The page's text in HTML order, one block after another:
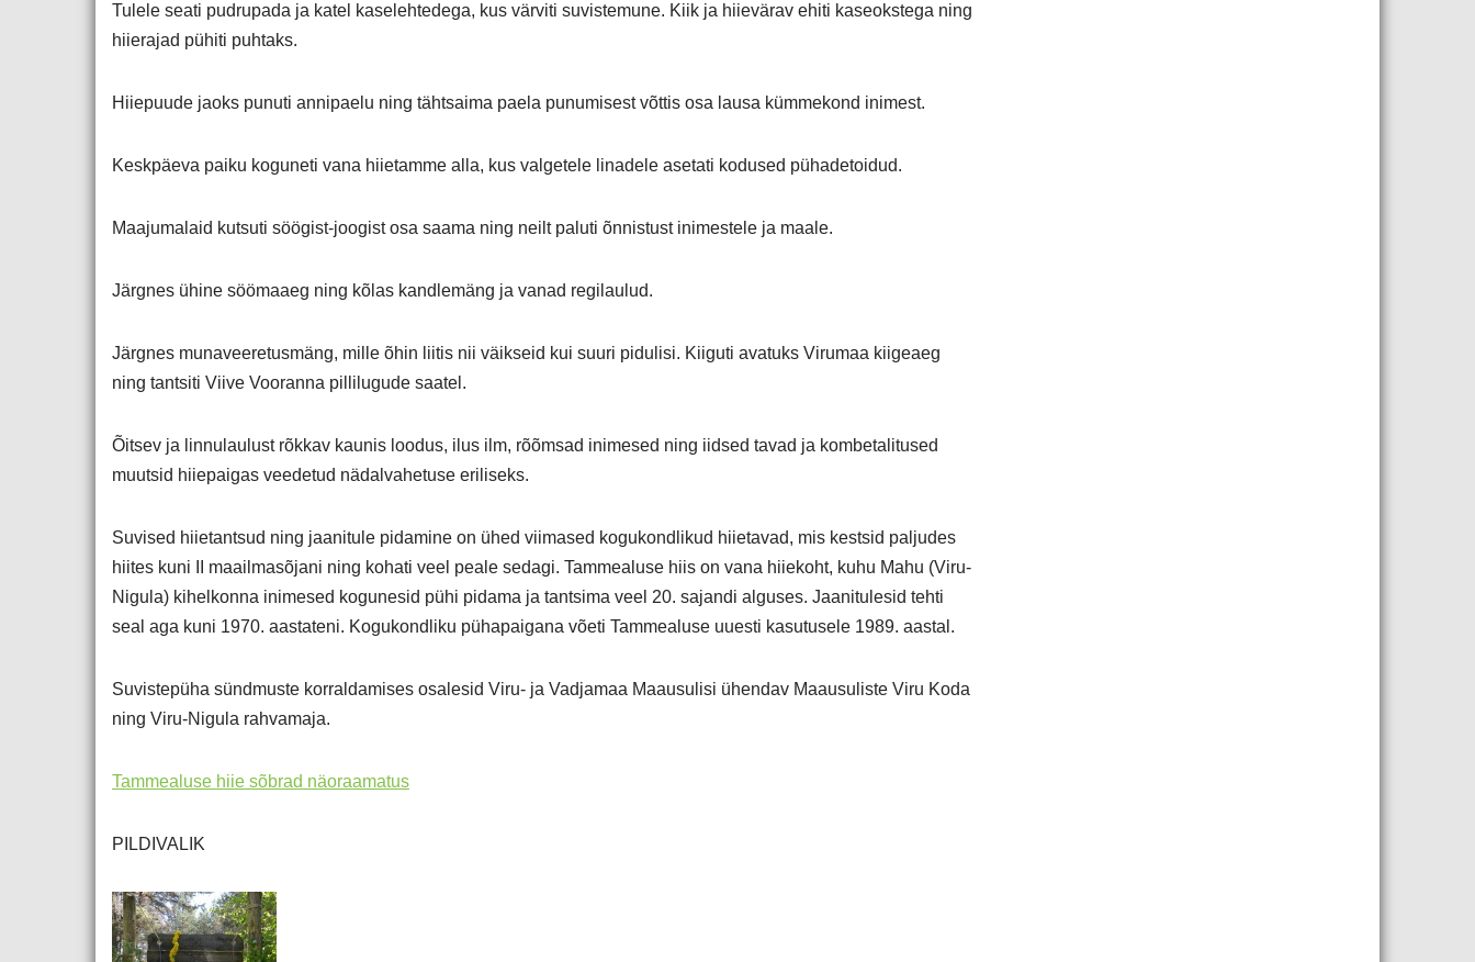
Tulele seati pudrupada ja katel kaselehtedega, kus värviti suvistemune. Kiik ja hiievärav ehiti kaseokstega ning
hiierajad pühiti puhtaks.
Hiiepuude jaoks punuti annipaelu ning tähtsaima paela punumisest võttis osa lausa kümmekond inimest.
Keskpäeva paiku koguneti vana hiietamme alla, kus valgetele linadele asetati kodused pühadetoidud.
Maajumalaid kutsuti söögist-joogist osa saama ning neilt paluti õnnistust inimestele ja maale.
Järgnes ühine söömaaeg ning kõlas kandlemäng ja vanad regilaulud.
Järgnes munaveeretusmäng, mille õhin liitis nii väikseid kui suuri pidulisi. Kiiguti avatuks Virumaa kiigeaeg
ning tantsiti Viive Vooranna pillilugude saatel.
Õitsev ja linnulaulust rõkkav kaunis loodus, ilus ilm, rõõmsad inimesed ning iidsed tavad ja kombetalitused
muutsid hiiepaigas veedetud nädalvahetuse eriliseks.
Suvised hiietantsud ning jaanitule pidamine on ühed viimased kogukondlikud hiietavad, mis kestsid paljudes
hiites kuni II maailmasõjani ning kohati veel peale sedagi. Tammealuse hiis on vana hiiekoht, kuhu Mahu (Viru-
Nigula) kihelkonna inimesed kogunesid pühi pidama ja tantsima veel 20. sajandi alguses. Jaanitulesid tehti
seal aga kuni 1970. aastateni. Kogukondliku pühapaigana võeti Tammealuse uuesti kasutusele 1989. aastal.
Suvistepüha sündmuste korraldamises osalesid Viru- ja Vadjamaa Maausulisi ühendav Maausuliste Viru Koda
ning Viru-Nigula rahvamaja.
Tammealuse hiie sõbrad näoraamatus
PILDIVALIK